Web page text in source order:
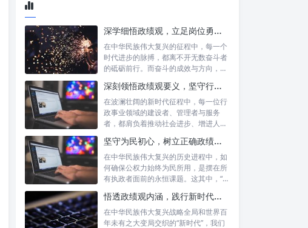
深学细悟政绩观，立足岗位勇争先：新时代奋斗者的思想指引与实践航标
在中华民族伟大复兴的征程中，每一个
时代进步的脉搏，都离不开无数奋斗者
的砥砺前行。而奋斗的成效与方向，又
深刻领悟政绩观要义，坚守行政事业初心：新时代公仆的责任与担当
在波澜壮阔的新时代征程中，每一位行
政事业领域的建设者、管理者与服务
者，都肩负着推动社会进步、增进人民
坚守为民初心，树立正确政绩观念：以人民为中心的治理之道
在中华民族伟大复兴的历史进程中，如
何确保公权力始终为民所用，是摆在所
有执政者面前的永恒课题。这其中，“坚
悟透政绩观内涵，践行新时代使命：书写高质量发展的时代答卷
在中华民族伟大复兴战略全局和世界百
年未有之大变局交织的“新时代”，我们